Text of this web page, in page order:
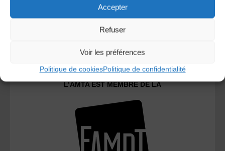
Accepter
Refuser
Voir les préférences
Politique de cookiesPolitique de confidentialité
Le distributeur des musiques Trad'
L’AMTA EST MEMBRE DE LA